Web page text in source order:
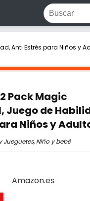
Anti Estrés para Niños y
Pack Magic
Juego de
Niños y
Jueguetes,Niño y bebé
Amazon.es